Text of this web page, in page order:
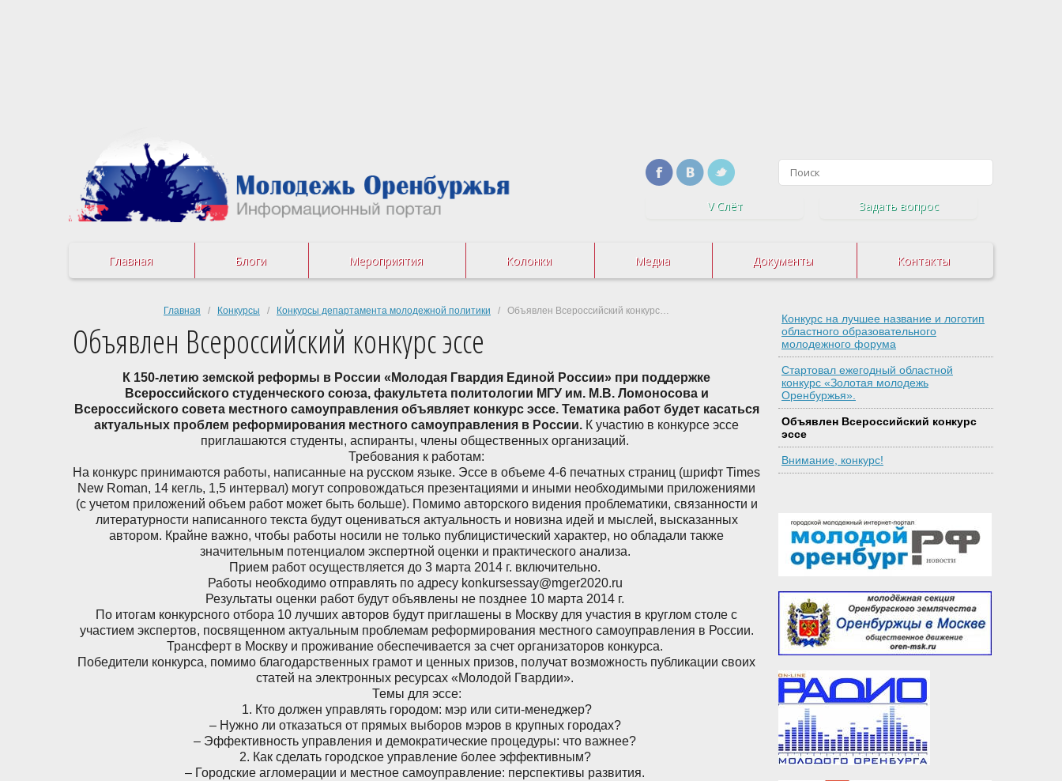
Задать вопрос
V Слёт
Главная Блоги Мероприятия Колонки Медиа Документы Контакты
Главная / Конкурсы / Конкурсы департамента молодежной политики / Объявлен Всероссийский конкурс…
Объявлен Всероссийский конкурс эссе
К 150-летию земской реформы в России «Молодая Гвардия Единой России» при поддержке
Всероссийского студенческого союза, факультета политологии МГУ им. М.В. Ломоносова и
Всероссийского совета местного самоуправления объявляет конкурс эссе. Тематика работ будет касаться
актуальных проблем реформирования местного самоуправления в России. К участию в конкурсе эссе
приглашаются студенты, аспиранты, члены общественных организаций.
Требования к работам:
На конкурс принимаются работы, написанные на русском языке. Эссе в объеме 4-6 печатных страниц (шрифт Times
New Roman, 14 кегль, 1,5 интервал) могут сопровождаться презентациями и иными необходимыми приложениями
(с учетом приложений объем работ может быть больше). Помимо авторского видения проблематики, связанности и
литературности написанного текста будут оцениваться актуальность и новизна идей и мыслей, высказанных
автором. Крайне важно, чтобы работы носили не только публицистический характер, но обладали также
значительным потенциалом экспертной оценки и практического анализа.
Прием работ осуществляется до 3 марта 2014 г. включительно.
Работы необходимо отправлять по адресу konkursessay@mger2020.ru
Результаты оценки работ будут объявлены не позднее 10 марта 2014 г.
По итогам конкурсного отбора 10 лучших авторов будут приглашены в Москву для участия в круглом столе с
участием экспертов, посвященном актуальным проблемам реформирования местного самоуправления в России.
Трансферт в Москву и проживание обеспечивается за счет организаторов конкурса.
Победители конкурса, помимо благодарственных грамот и ценных призов, получат возможность публикации своих
статей на электронных ресурсах «Молодой Гвардии».
Темы для эссе:
1. Кто должен управлять городом: мэр или сити-менеджер?
– Нужно ли отказаться от прямых выборов мэров в крупных городах?
– Эффективность управления и демократические процедуры: что важнее?
2. Как сделать городское управление более эффективным?
– Городские агломерации и местное самоуправление: перспективы развития.
Конкурс на лучшее название и логотип
областного образовательного
молодежного форума
Стартовал ежегодный областной
конкурс «Золотая молодежь
Оренбуржья».
Объявлен Всероссийский конкурс
эссе
Внимание, конкурс!